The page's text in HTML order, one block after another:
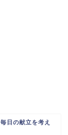
の献立を考え